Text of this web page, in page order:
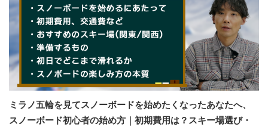
ミラノ五輪を見てスノーボードを始めたくなったあなたへ、
スノーボード初心者の始め方｜初期費用は？スキー場選び・